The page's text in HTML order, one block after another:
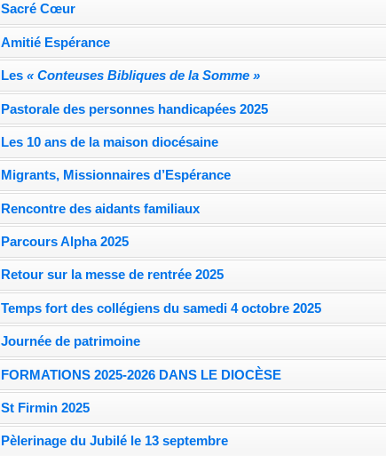
Sacré Cœur
Amitié Espérance
Les« Conteuses Bibliques de la Somme »
Pastorale des personnes handicapées 2025
Les 10 ans de la maison diocésaine
Migrants, Missionnaires d’Espérance
Rencontre des aidants familiaux
Parcours Alpha 2025
Retour sur la messe de rentrée 2025
Temps fort des collégiens du samedi 4 octobre 2025
Journée de patrimoine
FORMATIONS 2025-2026 DANS LE DIOCÈSE
St Firmin 2025
Pèlerinage du Jubilé le 13 septembre